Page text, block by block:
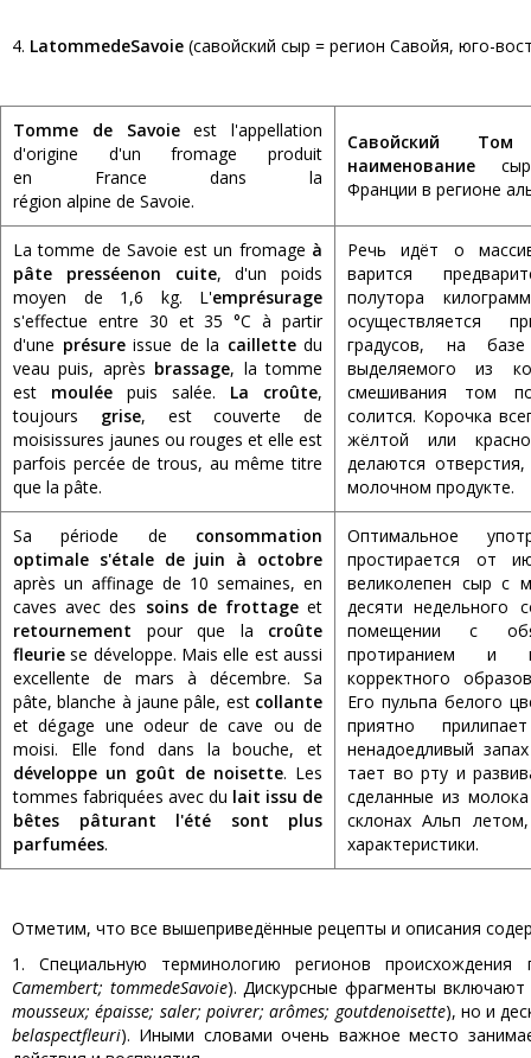
4. LatommedeSavoie (савойский сыр = регион Савойя, юго-
Tomme de Savoieest l'appellation
d'origine d'un fromage produit
en France dans la
région alpine de Savoie.
Савойский Том
наименование
Франции в регионе
La tomme de Savoie est un fromage à
pâte presséenon cuite, d'un poids
moyen de 1,6 kg. L'emprésurage
s'effectue entre 30 et 35 °C à partir
d'une présureissue de la caillettedu
veau puis, après brassage, la tomme
est moulée puis salée. La croûte,
toujours grise, est couverte de
moisissures jaunes ou rouges et elle est
parfois percée de trous, au même titre
que la pâte.
Речь идёт о
варится
полутора
осуществляется
градусов, на
выделяемого из
смешивания том
солится. Корочка
жёлтой или
делаются
молочном продукте.
Sa période de consommation
optimale s'étale de juin à octobre
après un affinage de 10 semaines, en
caves avec des soins de frottageet
retournement pour que la croûte
fleurie se développe. Mais elle est aussi
excellente de mars à décembre. Sa
pâte, blanche à jaune pâle, est collante
et dégage une odeur de cave ou de
moisi. Elle fond dans la bouche, et
développe un goût de noisette. Les
tommes fabriquées avec du lait issu de
bêtes pâturant l'été sont plus
parfumées.
Оптимальное
простирается от
великолепен сыр с
десяти недельного
помещении с
протиранием и
корректного
Его пульпа белого
приятно
ненадоедливый
тает во рту и
сделанные из
склонах Альп
характеристики.
Отметим, что все вышеприведённые рецепты и описания
1. Специальную терминологию регионов происхождения
Camembert; tommedeSavoie). Дискурсные фрагменты
mousseux; épaisse; saler; poivrer;arômes; goutdenoisette), но и
belaspectfleuri). Иными словами очень важное место